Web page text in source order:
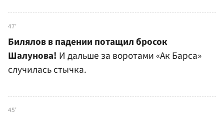
47'
Билялов в падении потащил бросок
Шалунова! И дальше за воротами «Ак Барса»
случилась стычка.
45'